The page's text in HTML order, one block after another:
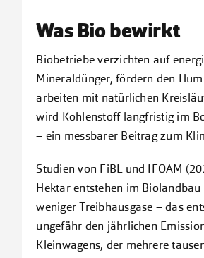
Was Bio bewirkt
Biobetriebe verzichten auf
Mineraldünger, fördern den
arbeiten mit natürlichen
wird Kohlenstoff langfristig im
– ein messbarer Beitrag zum
Studien von FiBL und IFOAM
Hektar entstehen im
weniger Treibhausgase – das
ungefähr den jährlichen
Kleinwagens, der mehrere